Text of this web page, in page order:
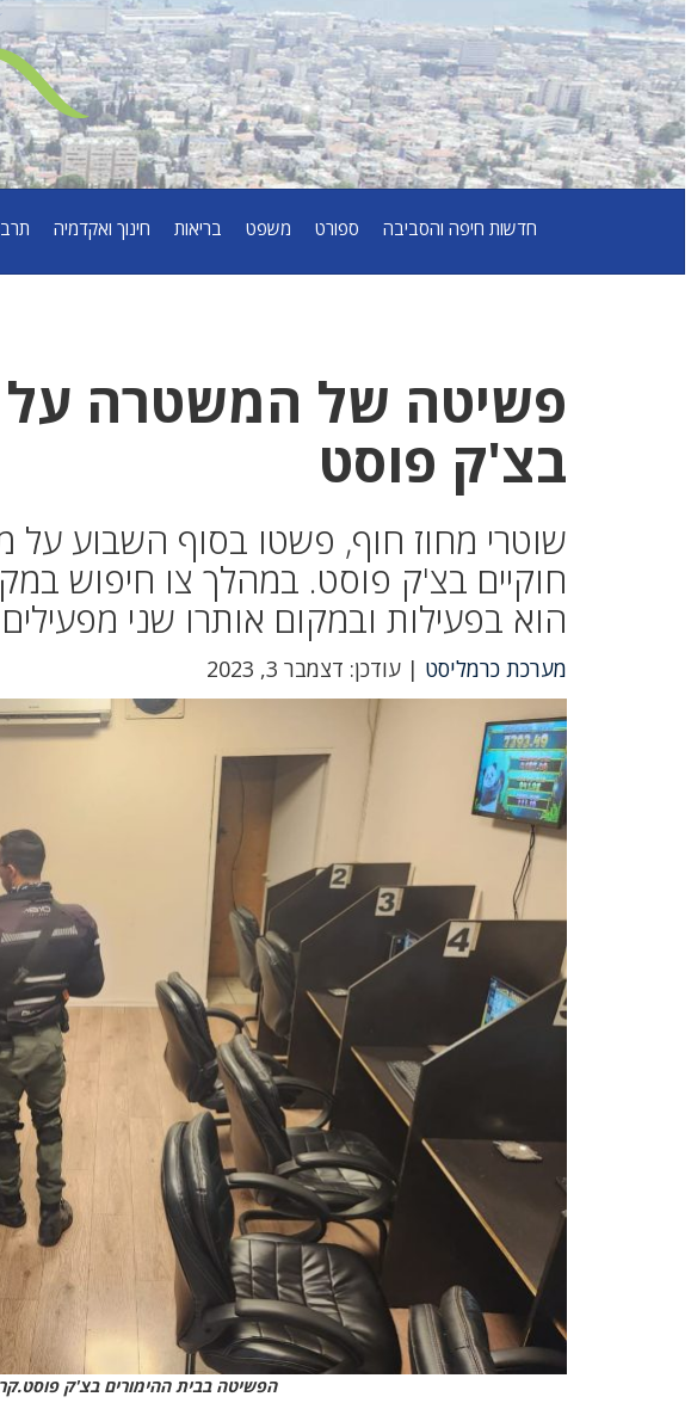
חדשות חיפה והסביבה ספורט משפט בריאות חינוך ואקדמיה
פשיטה של המשטרה על
בצ'ק פוסט
שוטרי מחוז חוף, פשטו בסוף השבוע על
חוקיים בצ'ק פוסט. במהלך צו חיפוש
הוא בפעילות ובמקום אותרו שני
מערכת כרמליסט | עודכן: דצמבר 3, 2023
הפשיטה בבית ההימורים בצ'ק